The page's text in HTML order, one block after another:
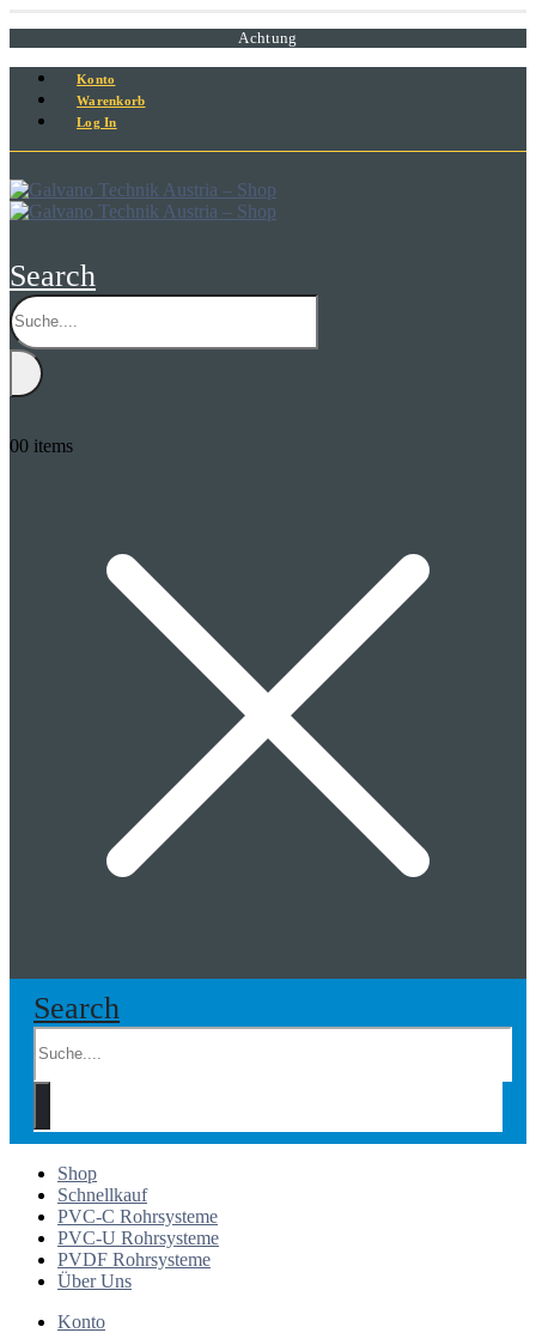
Achtung
Konto
Warenkorb
Log In
Search
00 items
Search
Shop
Schnellkauf
PVC-C Rohrsysteme
PVC-U Rohrsysteme
PVDF Rohrsysteme
Über Uns
Konto